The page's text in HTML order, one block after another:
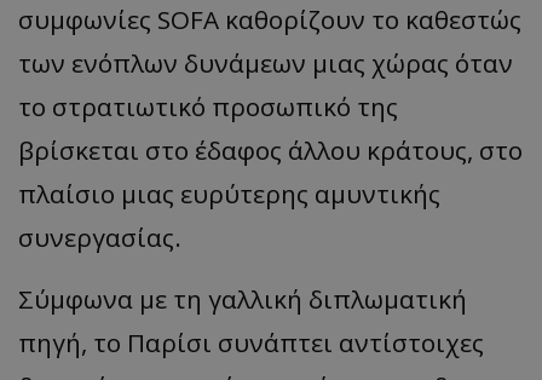
συμφωνίες SOFA καθορίζουν το καθεστώς
των ενόπλων δυνάμεων μιας χώρας όταν
το στρατιωτικό προσωπικό της
βρίσκεται στο έδαφος άλλου κράτους, στο
πλαίσιο μιας ευρύτερης αμυντικής
συνεργασίας.
Σύμφωνα με τη γαλλική διπλωματική
πηγή, το Παρίσι συνάπτει αντίστοιχες